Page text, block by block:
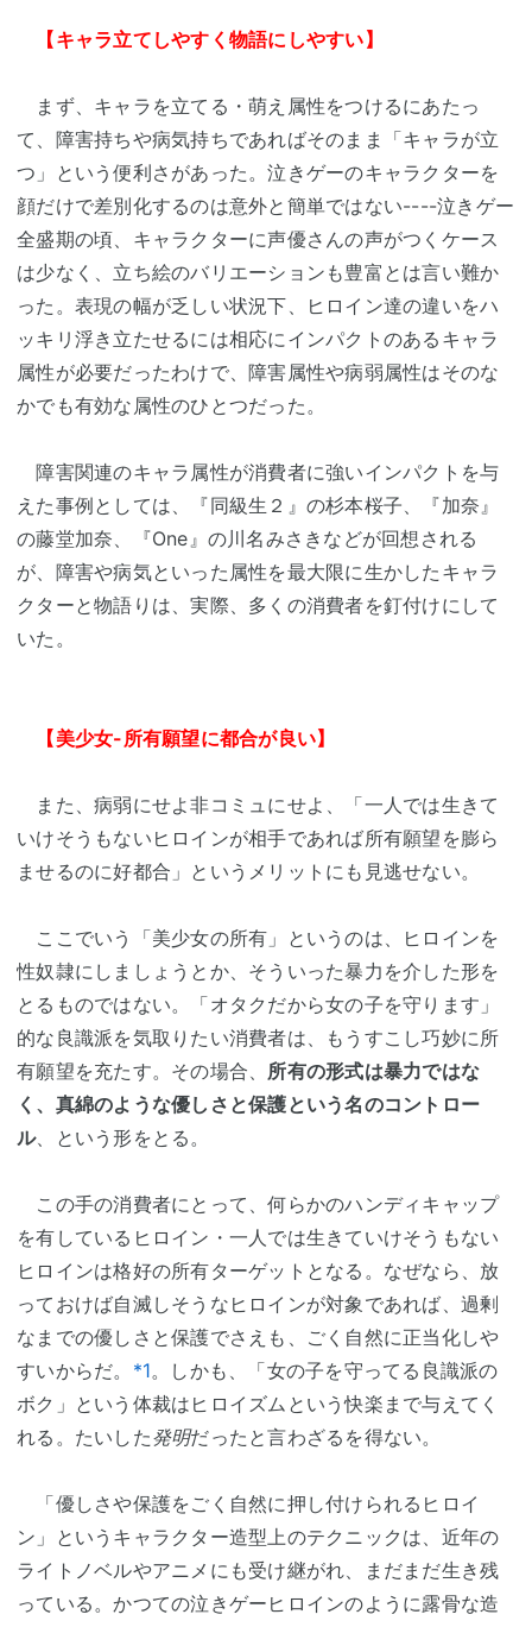
【キャラ立てしやすく物語にしやすい】
まず、キャラを立てる・萌え属性をつけるにあたっ
て、障害持ちや病気持ちであればそのまま「キャラが立
つ」という便利さがあった。泣きゲーのキャラクターを
顔だけで差別化するのは意外と簡単ではない----泣きゲー
全盛期の頃、キャラクターに声優さんの声がつくケース
は少なく、立ち絵のバリエーションも豊富とは言い難か
った。表現の幅が乏しい状況下、ヒロイン達の違いをハ
ッキリ浮き立たせるには相応にインパクトのあるキャラ
属性が必要だったわけで、障害属性や病弱属性はそのな
かでも有効な属性のひとつだった。
障害関連のキャラ属性が消費者に強いインパクトを与
えた事例としては、『同級生２』の杉本桜子、『加奈』
の藤堂加奈、『One』の川名みさきなどが回想される
が、障害や病気といった属性を最大限に生かしたキャラ
クターと物語りは、実際、多くの消費者を釘付けにして
いた。
【美少女-所有願望に都合が良い】
また、病弱にせよ非コミュにせよ、「一人では生きて
いけそうもないヒロインが相手であれば所有願望を膨ら
ませるのに好都合」というメリットにも見逃せない。
ここでいう「美少女の所有」というのは、ヒロインを
性奴隷にしましょうとか、そういった暴力を介した形を
とるものではない。「オタクだから女の子を守ります」
的な良識派を気取りたい消費者は、もうすこし巧妙に所
有願望を充たす。その場合、 所有の形式は暴力ではな
く、真綿のような優しさと保護という名のコントロー
ル、という形をとる。
この手の消費者にとって、何らかのハンディキャップ
を有しているヒロイン・一人では生きていけそうもない
ヒロインは格好の所有ターゲットとなる。なぜなら、放
っておけば自滅しそうなヒロインが対象であれば、過剰
なまでの優しさと保護でさえも、ごく自然に正当化しや
すいからだ。 *1。しかも、「女の子を守ってる良識派の
ボク」という体裁はヒロイズムという快楽まで与えてく
れる。たいした発明だったと言わざるを得ない。
「優しさや保護をごく自然に押し付けられるヒロイ
ン」というキャラクター造型上のテクニックは、近年の
ライトノベルやアニメにも受け継がれ、まだまだ生き残
っている。かつての泣きゲーヒロインのように露骨な造